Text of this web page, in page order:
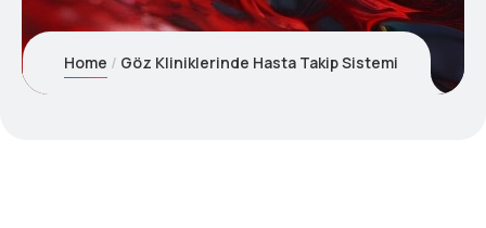
Home Göz Kliniklerinde Hasta Takip Sistemi